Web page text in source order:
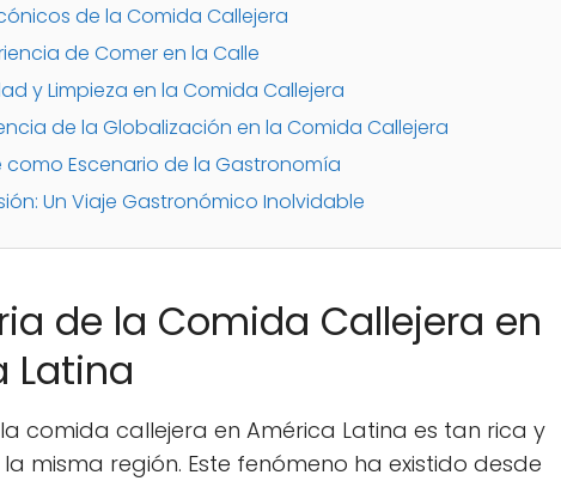
de la Comida Callejera
de Comer en la Calle
y Limpieza en la Comida Callejera
de la Globalización en la Comida Callejera
como Escenario de la Gastronomía
Un Viaje Gastronómico Inolvidable
de la Comida Callejera en
Latina
comida callejera en América Latina es tan rica y
misma región. Este fenómeno ha existido desde